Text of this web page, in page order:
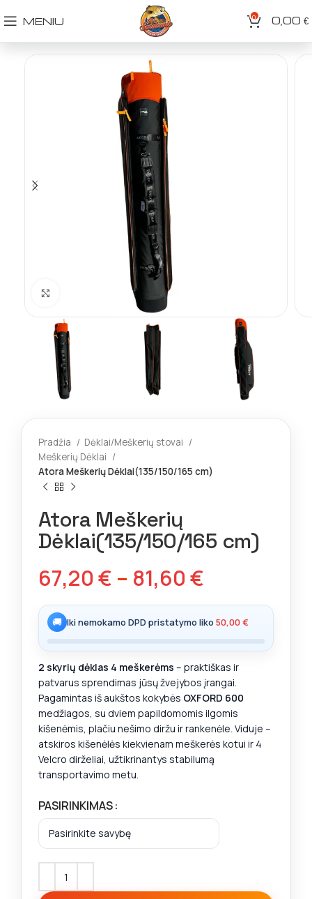
MENIU 0 0,00 €
Spustelėkite norėdami padidinti
Pradžia
Dėklai/Meškerių stovai
Meškerių Dėklai
Atora Meškerių Dėklai(135/150/165 cm)
Atora Meškerių
Dėklai(135/150/165 cm)
67,20€ – 81,60€
🚚 Iki nemokamo DPD pristatymo liko 50,00€
2 skyrių dėklas 4 meškerėms – praktiškas ir
patvarus sprendimas jūsų žvejybos įrangai.
Pagamintas iš aukštos kokybės OXFORD 600
medžiagos, su dviem papildomomis ilgomis
kišenėmis, plačiu nešimo diržu ir rankenėle. Viduje –
atskiros kišenėlės kiekvienam meškerės kotui ir 4
Velcro dirželiai, užtikrinantys stabilumą
transportavimo metu.
PASIRINKIMAS